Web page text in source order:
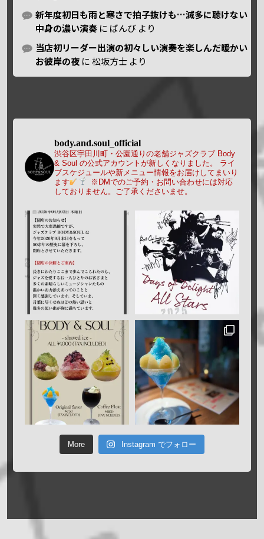
新年度初日も雨と寒さで拍子抜けも…滅多に聴けない
中身の濃い演奏 に ばんび より
当店初リーダー出演の初々しい演奏を楽しんだ暖かい
お彼岸の夜 に松坂方士 より
body.and.soul_official
渋谷区宇田川町・公園通りの老舗ジャズクラブ Body
& Soul の公式アカウントが新しくなりました。
ライ
ブスケジュールや新メニュー情報をお届けしてまいり
ます
※DMでのご予約・お問い合わせには対応
しておりません。ご了承くださいませ。
More Instagram でフォロー